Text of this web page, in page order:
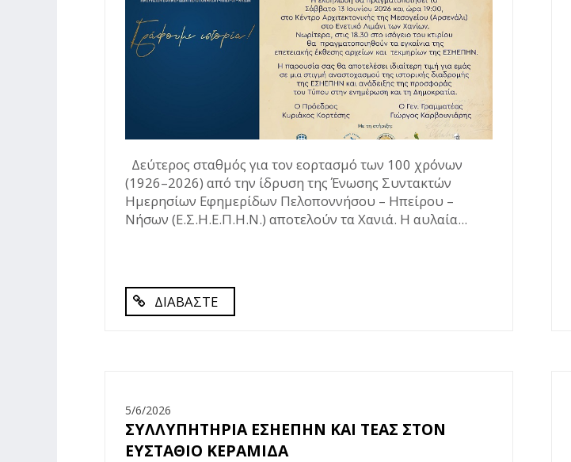
Δεύτερος σταθμός για τον εορτασμό των 100 χρόνων
(1926–2026) από την ίδρυση της Ένωσης Συντακτών
Ημερησίων Εφημερίδων Πελοποννήσου – Ηπείρου –
Νήσων (Ε.Σ.Η.Ε.Π.Η.Ν.) αποτελούν τα Χανιά. Η αυλαία...
ΔΙΑΒΑΣΤΕ
5/6/2026
ΣΥΛΛΥΠΗΤΗΡΙΑ ΕΣΗΕΠΗΝ ΚΑΙ ΤΕΑΣ ΣΤΟΝ
ΕΥΣΤΑΘΙΟ ΚΕΡΑΜΙΔΑ